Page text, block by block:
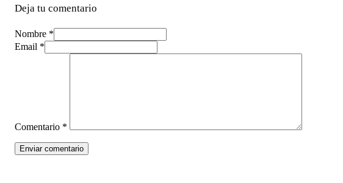
Deja tu comentario
Nombre *
Email *
Comentario *